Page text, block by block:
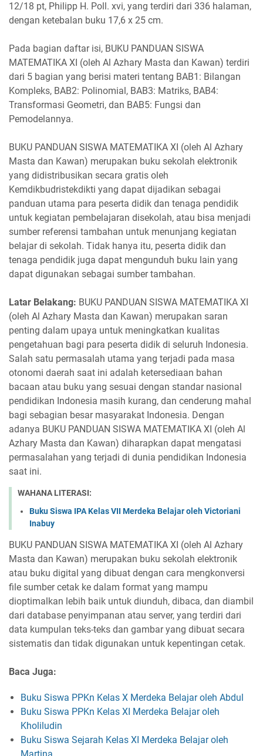
12/18 pt, Philipp H. Poll. xvi, yang terdiri dari 336 halaman,
dengan ketebalan buku 17,6 x 25 cm.
Pada bagian daftar isi, BUKU PANDUAN SISWA
MATEMATIKA XI (oleh Al Azhary Masta dan Kawan) terdiri
dari 5 bagian yang berisi materi tentang BAB1: Bilangan
Kompleks, BAB2: Polinomial, BAB3: Matriks, BAB4:
Transformasi Geometri, dan BAB5: Fungsi dan
Pemodelannya.
BUKU PANDUAN SISWA MATEMATIKA XI (oleh Al Azhary
Masta dan Kawan) merupakan buku sekolah elektronik
yang didistribusikan secara gratis oleh
Kemdikbudristekdikti yang dapat dijadikan sebagai
panduan utama para peserta didik dan tenaga pendidik
untuk kegiatan pembelajaran disekolah, atau bisa menjadi
sumber referensi tambahan untuk menunjang kegiatan
belajar di sekolah. Tidak hanya itu, peserta didik dan
tenaga pendidik juga dapat mengunduh buku lain yang
dapat digunakan sebagai sumber tambahan.
Latar Belakang: BUKU PANDUAN SISWA MATEMATIKA XI
(oleh Al Azhary Masta dan Kawan) merupakan saran
penting dalam upaya untuk meningkatkan kualitas
pengetahuan bagi para peserta didik di seluruh Indonesia.
Salah satu permasalah utama yang terjadi pada masa
otonomi daerah saat ini adalah ketersediaan bahan
bacaan atau buku yang sesuai dengan standar nasional
pendidikan Indonesia masih kurang, dan cenderung mahal
bagi sebagian besar masyarakat Indonesia. Dengan
adanya BUKU PANDUAN SISWA MATEMATIKA XI (oleh Al
Azhary Masta dan Kawan) diharapkan dapat mengatasi
permasalahan yang terjadi di dunia pendidikan Indonesia
saat ini.
WAHANA LITERASI:
Buku Siswa IPA Kelas VII Merdeka Belajar oleh Victoriani
Inabuy
BUKU PANDUAN SISWA MATEMATIKA XI (oleh Al Azhary
Masta dan Kawan) merupakan buku sekolah elektronik
atau buku digital yang dibuat dengan cara mengkonversi
file sumber cetak ke dalam format yang mampu
dioptimalkan lebih baik untuk diunduh, dibaca, dan diambil
dari database penyimpanan atau server, yang terdiri dari
data kumpulan teks-teks dan gambar yang dibuat secara
sistematis dan tidak digunakan untuk kepentingan cetak.
Baca Juga:
Buku Siswa PPKn Kelas X Merdeka Belajar oleh Abdul
Buku Siswa PPKn Kelas XI Merdeka Belajar oleh
Kholiludin
Buku Siswa Sejarah Kelas XI Merdeka Belajar oleh
Martina